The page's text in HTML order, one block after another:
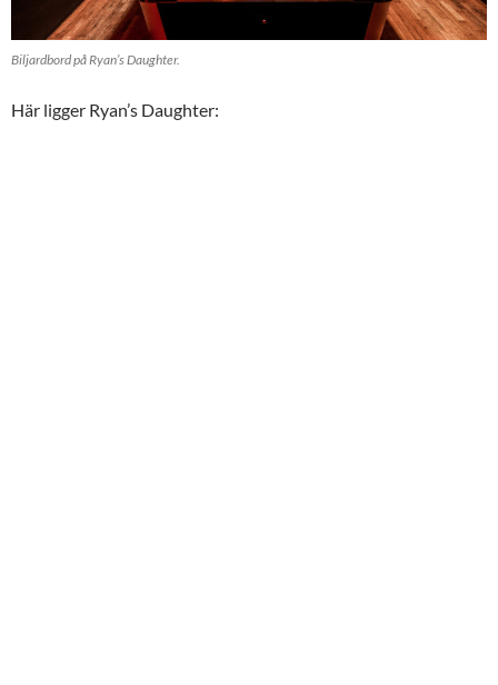
Biljardbord på Ryan’s Daughter.
Här ligger Ryan’s Daughter: